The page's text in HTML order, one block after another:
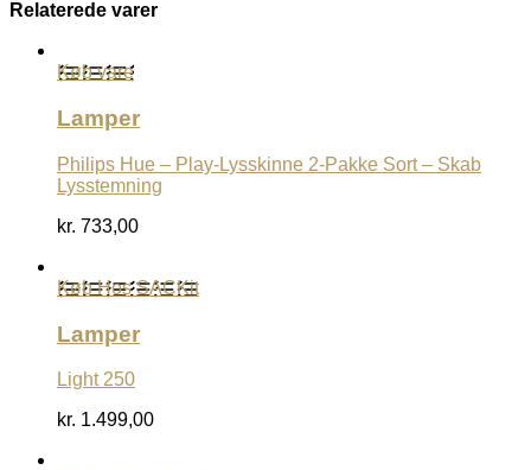
Relaterede varer
Køb vare
Lamper
Philips Hue – Play-Lysskinne 2-Pakke Sort – Skab
Lysstemning
kr. 733,00
Køb Hos SACKit
Lamper
Light 250
kr. 1.499,00